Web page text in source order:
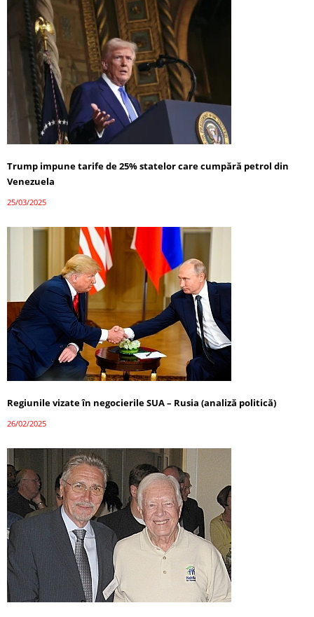
Trump impune tarife de 25% statelor care cumpără petrol din
Venezuela
25/03/2025
Regiunile vizate în negocierile SUA – Rusia (analiză politică)
26/02/2025